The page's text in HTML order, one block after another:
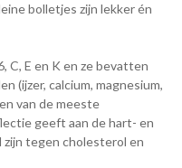
bolletjes zijn lekker én
C, E en K en ze bevatten
(ijzer, calcium, magnesium,
van de meeste
geeft aan de hart- en
tegen cholesterol en